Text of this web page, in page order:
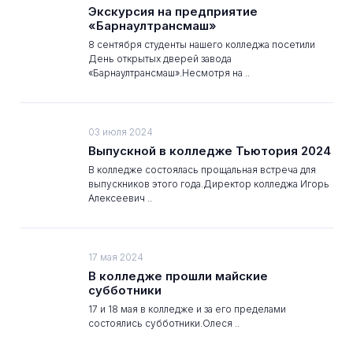
Экскурсия на предприятие
«Барнаултрансмаш»
8 сентября студенты нашего колледжа посетили
День открытых дверей завода
«Барнаултрансмаш».Несмотря на ..
03 июля 2024
Выпускной в колледже Тьютория 2024
В колледже состоялась прощальная встреча для
выпускников этого года.Директор колледжа Игорь
Алексеевич ..
17 мая 2024
В колледже прошли майские
субботники
17 и 18 мая в колледже и за его пределами
состоялись субботники.Олеся ..